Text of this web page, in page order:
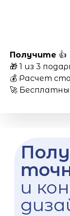
Получите 👍
🎁 1 из 3
💰 Расчет
🚀
и